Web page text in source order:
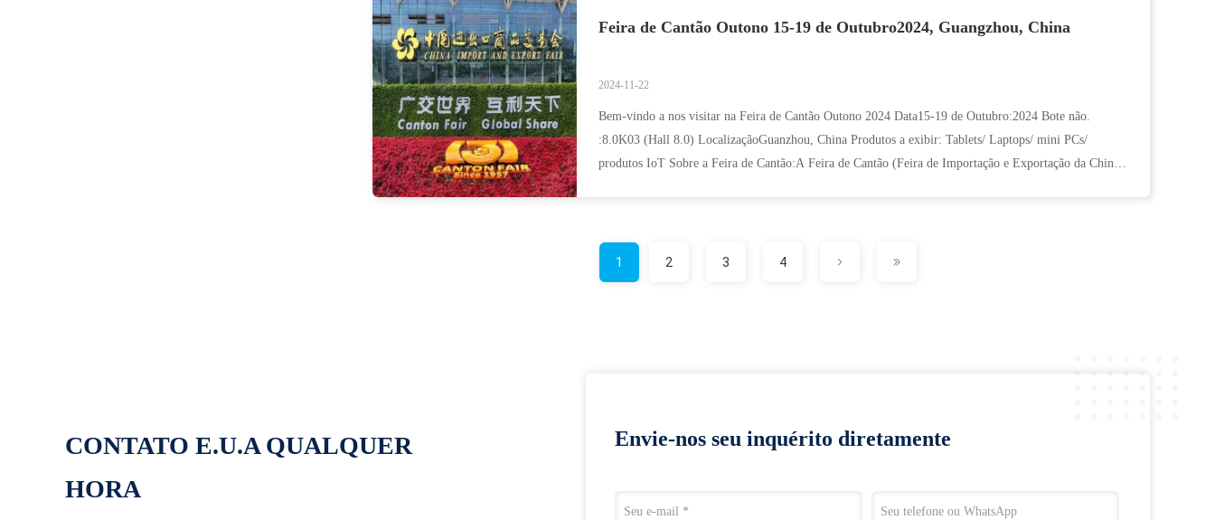
Feira de Cantão Outono 15-19 de Outubro2024, Guangzhou, China
2024-11-22
Bem-vindo a nos visitar na Feira de Cantão Outono 2024 Data15-19 de Outubro:2024 Bote não.
:8.0K03 (Hall 8.0) LocalizaçãoGuanzhou, China Produtos a exibir: Tablets/ Laptops/ mini PCs/
produtos IoT Sobre a Feira de Cantão:A Feira de Cantão (Feira de Importação e Exportação da China)
1 2 3 4
CONTATO E.U.A QUALQUER
HORA
Envie-nos seu inquérito diretamente